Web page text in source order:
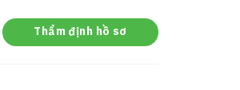
Thẩm định hồ sơ